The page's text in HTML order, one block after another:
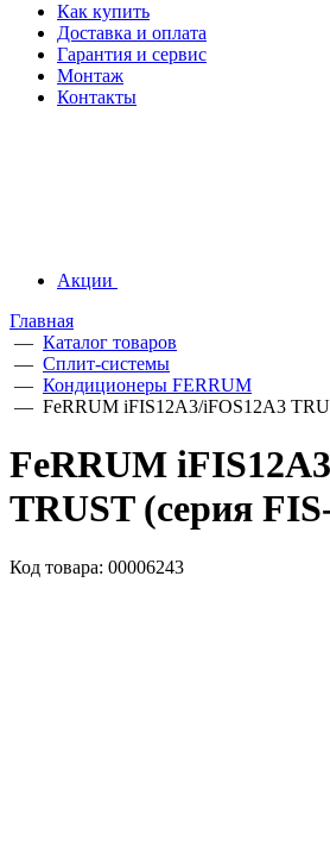
Как купить
Доставка и оплата
Гарантия и сервис
Монтаж
Контакты
Акции
Главная
— Каталог товаров
— Сплит-системы
— Кондиционеры FERRUM
— FeRRUM iFIS12A3/iFOS12A3
FeRRUM
TRUST (cерия
Код товара: 00006243